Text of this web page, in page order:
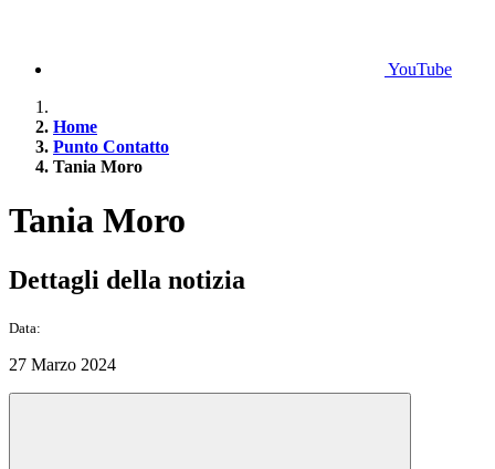
YouTube
Home
Punto Contatto
Tania Moro
Tania Moro
Dettagli della notizia
Data:
27 Marzo 2024